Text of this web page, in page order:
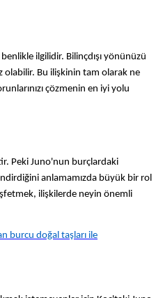
ilgilidir. Bilinçdışı yönünüzü
olabilir. Bu ilişkinin tam olarak ne
çözmenin en iyi yolu
Peki Juno'nun burçlardaki
anlamamızda büyük bir rol
ilişkilerde neyin önemli
burcu doğal taşları ile